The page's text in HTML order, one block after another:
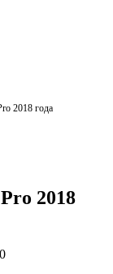
2018 года
2018